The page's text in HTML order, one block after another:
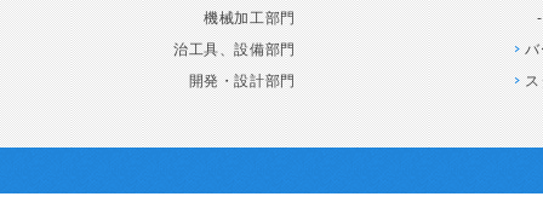
機械加工部門
治工具、設備部門
開発・設計部門
バ
ス